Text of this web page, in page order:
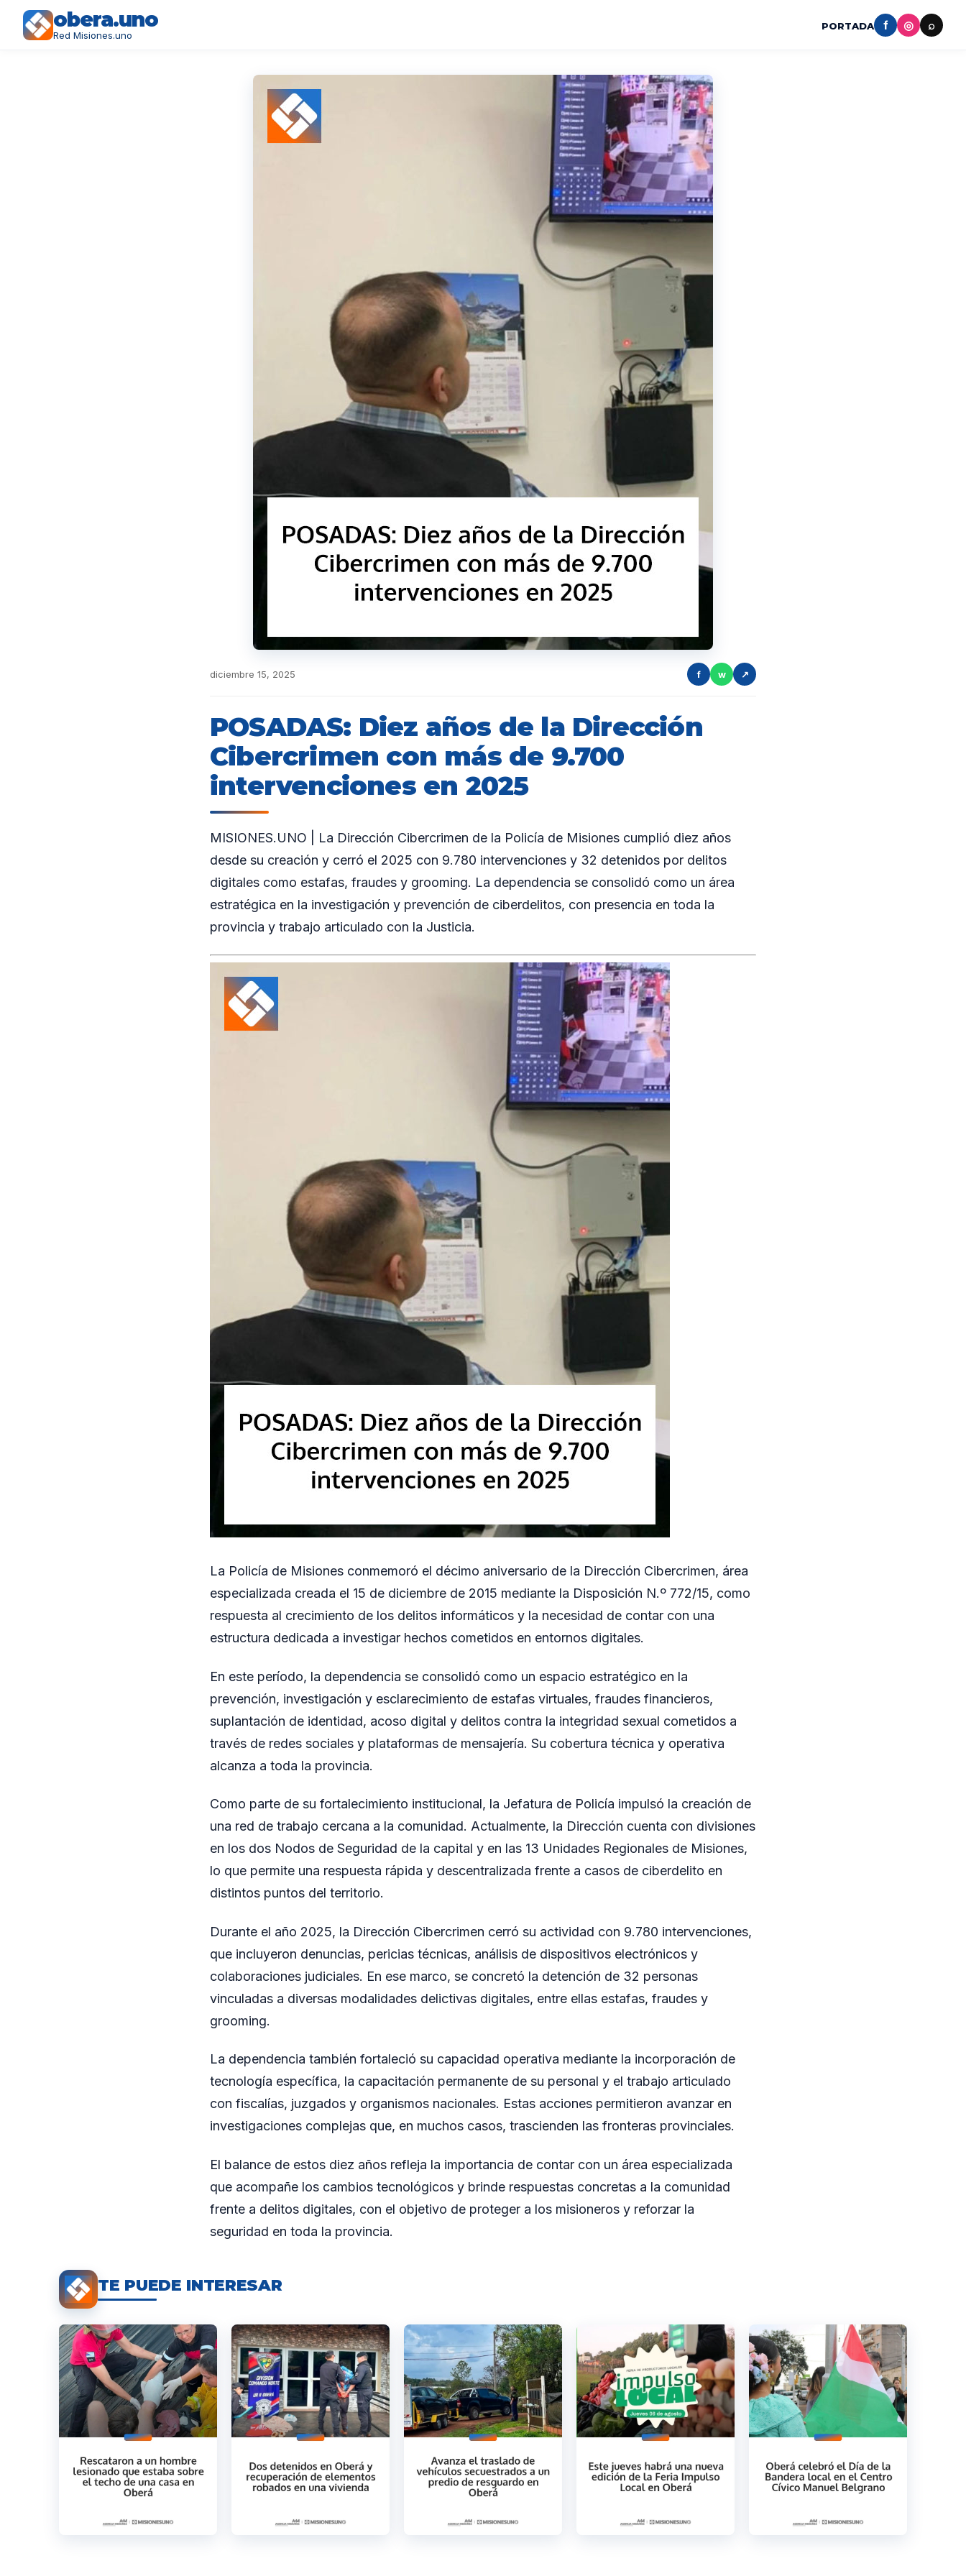
obera.uno
Red Misiones.uno
PORTADA f ◎ ⌕
diciembre 15, 2025 f w ↗
POSADAS: Diez años de la Dirección
Cibercrimen con más de 9.700
intervenciones en 2025
MISIONES.UNO | La Dirección Cibercrimen de la Policía de Misiones cumplió diez años
desde su creación y cerró el 2025 con 9.780 intervenciones y 32 detenidos por delitos
digitales como estafas, fraudes y grooming. La dependencia se consolidó como un área
estratégica en la investigación y prevención de ciberdelitos, con presencia en toda la
provincia y trabajo articulado con la Justicia.
La Policía de Misiones conmemoró el décimo aniversario de la Dirección Cibercrimen, área
especializada creada el 15 de diciembre de 2015 mediante la Disposición N.º 772/15, como
respuesta al crecimiento de los delitos informáticos y la necesidad de contar con una
estructura dedicada a investigar hechos cometidos en entornos digitales.
En este período, la dependencia se consolidó como un espacio estratégico en la
prevención, investigación y esclarecimiento de estafas virtuales, fraudes financieros,
suplantación de identidad, acoso digital y delitos contra la integridad sexual cometidos a
través de redes sociales y plataformas de mensajería. Su cobertura técnica y operativa
alcanza a toda la provincia.
Como parte de su fortalecimiento institucional, la Jefatura de Policía impulsó la creación de
una red de trabajo cercana a la comunidad. Actualmente, la Dirección cuenta con divisiones
en los dos Nodos de Seguridad de la capital y en las 13 Unidades Regionales de Misiones,
lo que permite una respuesta rápida y descentralizada frente a casos de ciberdelito en
distintos puntos del territorio.
Durante el año 2025, la Dirección Cibercrimen cerró su actividad con 9.780 intervenciones,
que incluyeron denuncias, pericias técnicas, análisis de dispositivos electrónicos y
colaboraciones judiciales. En ese marco, se concretó la detención de 32 personas
vinculadas a diversas modalidades delictivas digitales, entre ellas estafas, fraudes y
grooming.
La dependencia también fortaleció su capacidad operativa mediante la incorporación de
tecnología específica, la capacitación permanente de su personal y el trabajo articulado
con fiscalías, juzgados y organismos nacionales. Estas acciones permitieron avanzar en
investigaciones complejas que, en muchos casos, trascienden las fronteras provinciales.
El balance de estos diez años refleja la importancia de contar con un área especializada
que acompañe los cambios tecnológicos y brinde respuestas concretas a la comunidad
frente a delitos digitales, con el objetivo de proteger a los misioneros y reforzar la
seguridad en toda la provincia.
TE PUEDE INTERESAR